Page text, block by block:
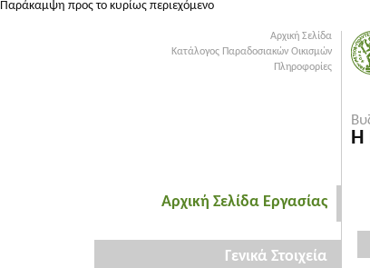
Παράκαμψη προς το κυρίως περιεχόμενο
Αρχική Σελίδα
Κατάλογος Παραδοσιακών Οικισμών
Πληροφορίες
Αρχική Σελίδα Εργασίας
Γενικά Στοιχεία
Η